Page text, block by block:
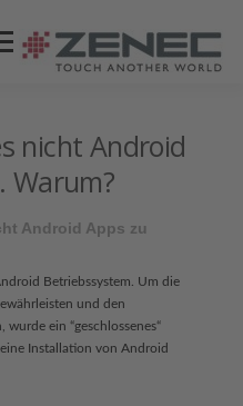
nicht Android
Warum?
Android Apps zu
Betriebssystem. Um die
und den
ein “geschlossenes“
Installation von Android